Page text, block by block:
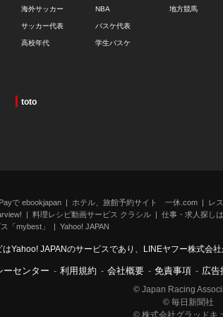
海外サッカー
サッカー代表
高校年代
NBA
バスケ代表
学生バスケ
地方競馬
toto
で ebookjapan
ホテル、旅館予約サイト 一休.com
レ
料理レシピ動画サービス クラシル 仕事・求人探し
「mybest」
Yahoo! JAPAN
はYahoo! JAPANのサービスであり、LINEヤフー株式会
ーセンター - 利用規約 - 会社概要 - 免責事項 - 広告
© Japan Racing
© 毎日新聞社
© 株式会社グラッドキ